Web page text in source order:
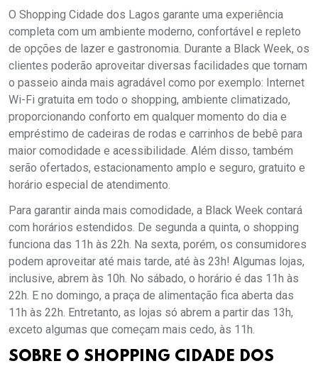
O Shopping Cidade dos Lagos garante uma experiência
completa com um ambiente moderno, confortável e repleto
de opções de lazer e gastronomia. Durante a Black Week, os
clientes poderão aproveitar diversas facilidades que tornam
o passeio ainda mais agradável como por exemplo: Internet
Wi-Fi gratuita em todo o shopping, ambiente climatizado,
proporcionando conforto em qualquer momento do dia e
empréstimo de cadeiras de rodas e carrinhos de bebê para
maior comodidade e acessibilidade. Além disso, também
serão ofertados, estacionamento amplo e seguro, gratuito e
horário especial de atendimento.
Para garantir ainda mais comodidade, a Black Week contará
com horários estendidos. De segunda a quinta, o shopping
funciona das 11h às 22h. Na sexta, porém, os consumidores
podem aproveitar até mais tarde, até às 23h! Algumas lojas,
inclusive, abrem às 10h. No sábado, o horário é das 11h às
22h. E no domingo, a praça de alimentação fica aberta das
11h às 22h. Entretanto, as lojas só abrem a partir das 13h,
exceto algumas que começam mais cedo, às 11h.
SOBRE O SHOPPING CIDADE DOS